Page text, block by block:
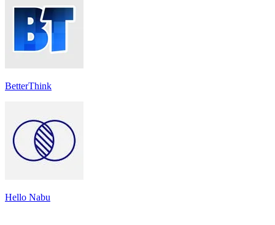
BetterThink
Hello Nabu